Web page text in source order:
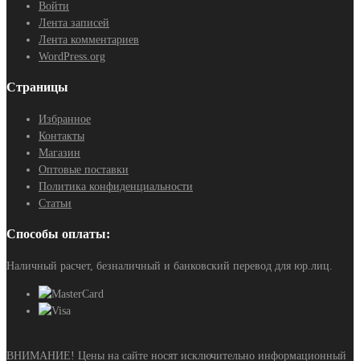
Войти
Лента записей
Лента комментариев
WordPress.org
Страницы
Избранное
Контакты
Магазин
Оптовые поставки
Политика конфиденциальности
Статьи
Способы оплаты:
Наличный расчет, безналичный и банковский перевод для юр.лиц.
ВНИМАНИЕ! Цены на сайте носят исключительно информационный